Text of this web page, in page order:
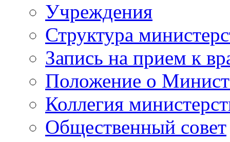
Учреждения
Структура
Запись на прием к
Положение о
Коллегия
Общественный совет